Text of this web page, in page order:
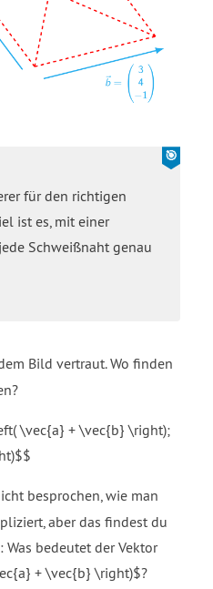
für den richtigen
ist es, mit einer
Schweißnaht genau
Bild vertraut. Wo finden
\vec{a} + \vec{b} \right);
besprochen, wie man
aber das findest du
bedeutet der Vektor
+ \vec{b} \right)$?